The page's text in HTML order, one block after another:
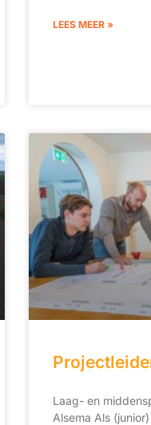
LEES MEER »
Laag- en
Alsema Als